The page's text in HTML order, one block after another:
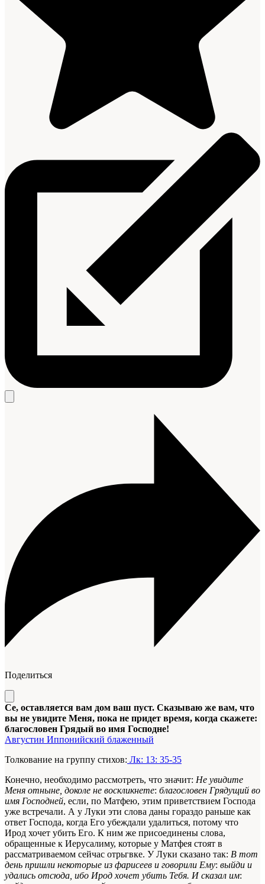
Поделиться
Се, оставляется вам дом ваш пуст. Сказываю же вам, что
вы не увидите Меня, пока не придет время, когда скажете:
благословен Грядый во имя Господне!
Августин Иппонийский блаженный
Толкование на группу стихов: Лк: 13: 35-35
Конечно, необходимо рассмотреть, что значит: Не увидите
Меня отныне, доколе не воскликнете: благословен Грядущий во
имя Господней, если, по Матфею, этим приветствием Господа
уже встречали. А у Луки эти слова даны гораздо раньше как
ответ Господа, когда Его убеждали удалиться, потому что
Ирод хочет убить Его. К ним же присоединены слова,
обращенные к Иерусалиму, которые у Матфея стоят в
рассматриваемом сейчас отрьгвке. У Луки сказано так: В тот
день пришли некоторые из фарисеев и говорили Ему: выйди и
удались отсюда, ибо Ирод хочет убить Тебя. И сказал им: